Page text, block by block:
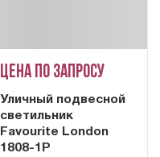
Цена по запросу
Уличный подвесной
светильник
Favourite London
1808-1P